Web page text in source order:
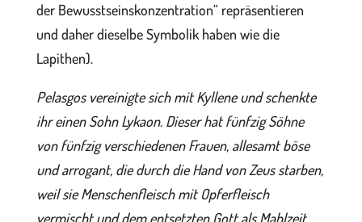
der Bewusstseinskonzentration“ repräsentieren
und daher dieselbe Symbolik haben wie die
Lapithen).
Pelasgos vereinigte sich mit Kyllene und schenkte
ihr einen Sohn Lykaon. Dieser hat fünfzig Söhne
von fünfzig verschiedenen Frauen, allesamt böse
und arrogant, die durch die Hand von Zeus starben,
weil sie Menschenfleisch mit Opferfleisch
vermischt und dem entsetzten Gott als Mahlzeit